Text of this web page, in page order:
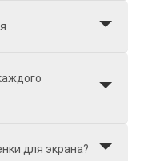
для экрана?